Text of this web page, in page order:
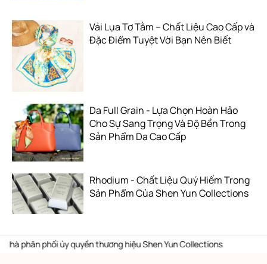
Vải Lụa Tơ Tằm – Chất Liệu Cao Cấp và
Đặc Điểm Tuyệt Vời Bạn Nên Biết
Da Full Grain - Lựa Chọn Hoàn Hảo
Cho Sự Sang Trọng Và Độ Bền Trong
Sản Phẩm Da Cao Cấp
Rhodium - Chất Liệu Quý Hiếm Trong
Sản Phẩm Của Shen Yun Collections
thương hiệu Shen Yun Collections Hotline liên hệ: